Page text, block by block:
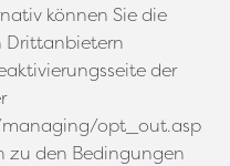
können Sie die
Drittanbietern
der
opt_out.asp
zu den Bedingungen